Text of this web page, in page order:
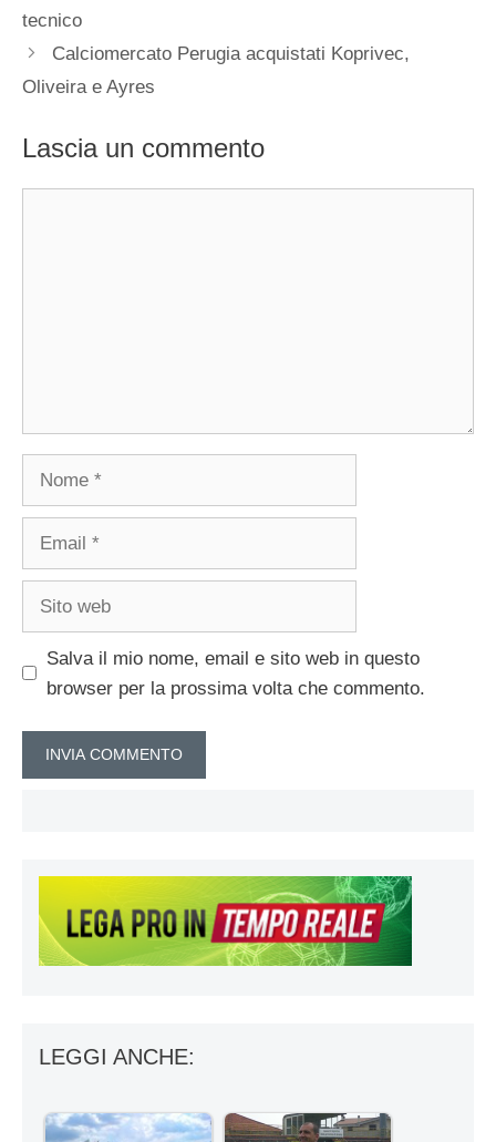
tecnico
Calciomercato Perugia acquistati Koprivec,
Oliveira e Ayres
Lascia un commento
Nome
Email
Sito
Salva il mio nome, email e sito web in questo
browser per la prossima volta che commento.
LEGGI ANCHE: